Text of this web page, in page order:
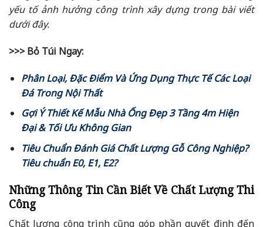
yếu tố ảnh hưởng công trình xây dựng trong bài viết
dưới đây.
>>> Bỏ Túi Ngay:
Phân Loại, Đặc Điểm Và Ứng Dụng Thực Tế Các Loại
Đá Trong Nội Thất
Gợi Ý Thiết Kế Mẫu Nhà Ống Đẹp 3 Tầng 4m Hiện
Đại & Tối Ưu Không Gian
Tiêu Chuẩn Đánh Giá Chất Lượng Gỗ Công Nghiệp?
Tiêu chuẩn E0, E1, E2?
Những Thông Tin Cần Biết Về Chất Lượng Thi
Công
Chất lượng công trình cũng góp phần quyết định đến